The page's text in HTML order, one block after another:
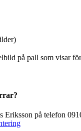
på telefon
på pall som visar